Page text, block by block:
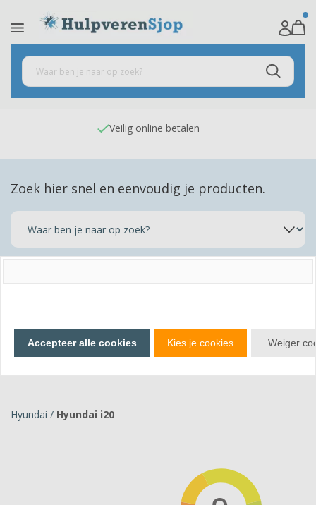
Veilig online betalen
Zoek hier snel en eenvoudig je producten.
Bekijk producten
Hyundai / Hyundai i20
Accepteer alle cookies Kies je cookies Weiger